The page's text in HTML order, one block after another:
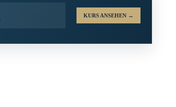
KURS ANSEHEN →